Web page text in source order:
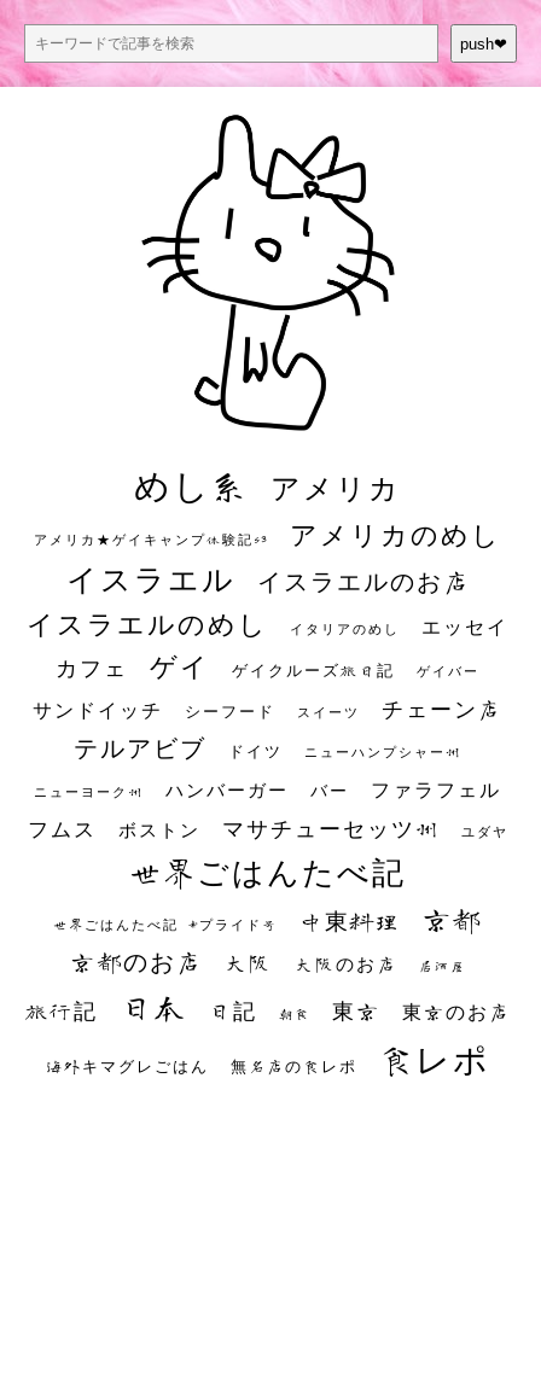
push❤︎
めし系 アメリカ
アメリカ★ゲイキャンプ体験記S3 アメリカのめし
イスラエル イスラエルのお店
イスラエルのめし イタリアのめし エッセイ
カフェ ゲイ ゲイクルーズ旅日記 ゲイバー
サンドイッチ シーフード スイーツ チェーン店
テルアビブ ドイツ ニューハンプシャー州
ニューヨーク州 ハンバーガー バー ファラフェル
フムス ボストン マサチューセッツ州 ユダヤ
世界ごはんたべ記
世界ごはんたべ記 #プライド号 中東料理 京都
京都のお店 大阪 大阪のお店 居酒屋
旅行記 日本 日記 朝食 東京 東京のお店
海外キマグレごはん 無名店の食レポ 食レポ